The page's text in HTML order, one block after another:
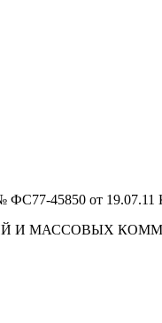
45850 от
И МАССОВЫХ